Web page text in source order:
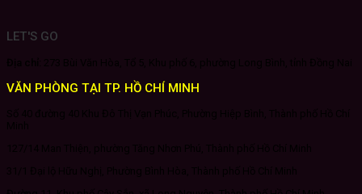
LET'S GO
VĂN PHÒNG TẠI TP. HỒ CHÍ MINH